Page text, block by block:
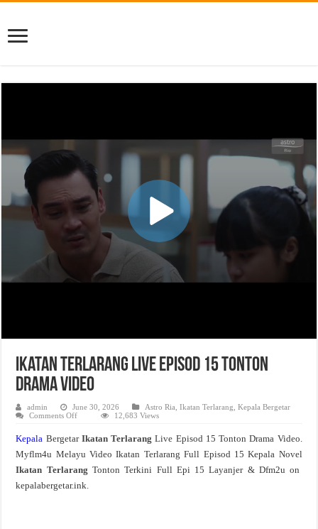
Ikatan Terlarang Live Episod 15 Tonton
Drama Video
admin June 30, 2026 Astro Ria ,Ikatan Terlarang ,Kepala Bergetar
Comments Offon
Live
15
Tonton
Drama
Video
12,683 Views
Kepala Bergetar Ikatan TerlarangLive Episod 15 Tonton Drama Video.
Myflm4u Melayu Video Ikatan Terlarang Full Episod 15 Kepala Novel
Ikatan Terlarang Tonton Terkini Full Epi 15 Layanjer & Dfm2u on
kepalabergetar.ink.